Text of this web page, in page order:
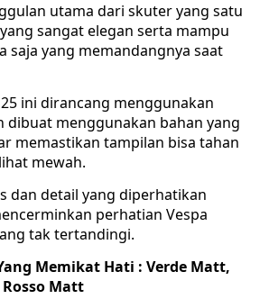
utama dari skuter yang satu
sangat elegan serta mampu
saja yang memandangnya saat
ini dirancang menggunakan
dibuat menggunakan bahan yang
memastikan tampilan bisa tahan
mewah.
dan detail yang diperhatikan
perhatian Vespa
tak tertandingi.
Memikat Hati : Verde Matt,
Matt